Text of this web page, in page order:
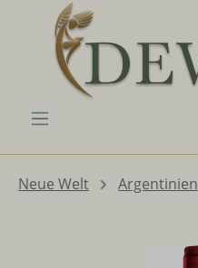
Zum Hauptinhalt springen
Neue Welt Argentinien